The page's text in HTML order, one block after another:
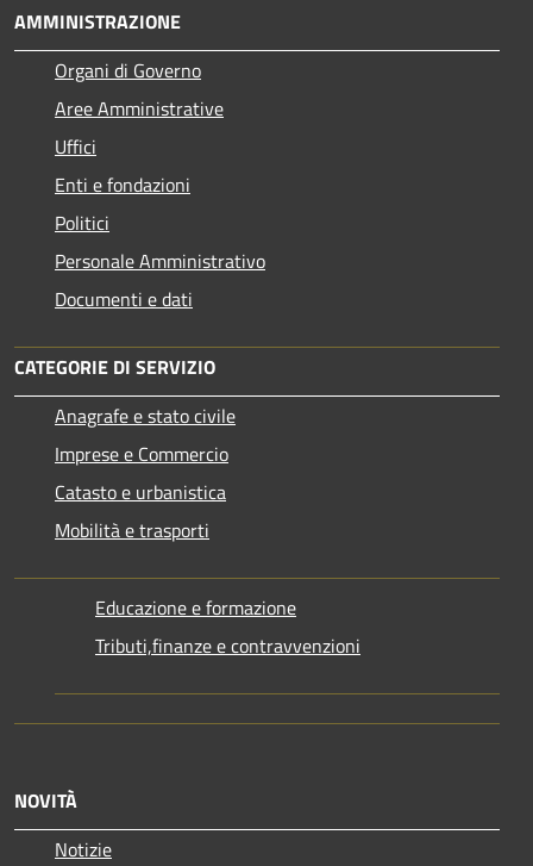
AMMINISTRAZIONE
Organi di Governo
Aree Amministrative
Uffici
Enti e fondazioni
Politici
Personale Amministrativo
Documenti e dati
CATEGORIE DI SERVIZIO
Anagrafe e stato civile
Imprese e Commercio
Catasto e urbanistica
Mobilità e trasporti
Educazione e formazione
Tributi,finanze e contravvenzioni
NOVITÀ
Notizie